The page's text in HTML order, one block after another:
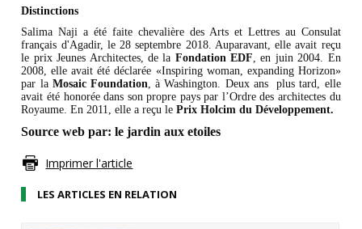
Distinctions
Salima Naji a été faite chevalière des Arts et Lettres au Consulat
français d'Agadir, le 28 septembre 2018. Auparavant, elle avait reçu
le prix Jeunes Architectes, de la Fondation EDF, en juin 2004. En
2008, elle avait été déclarée «Inspiring woman, expanding Horizon»
par la Mosaic Foundation, à Washington. Deux ans plus tard, elle
avait été honorée dans son propre pays par l’Ordre des architectes du
Royaume. En 2011, elle a reçu lePrix Holcim du Développement.
Source web par: le jardin aux etoiles
Imprimer l'article
LES ARTICLES EN RELATION